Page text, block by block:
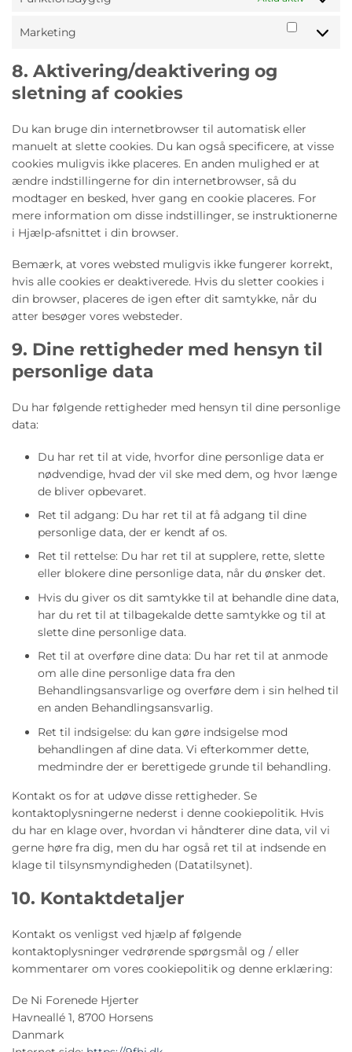
Marketing
8. Aktivering/deaktivering og
sletning af cookies
Du kan bruge din internetbrowser til automatisk eller
manuelt at slette cookies. Du kan også specificere, at visse
cookies muligvis ikke placeres. En anden mulighed er at
ændre indstillingerne for din internetbrowser, så du
modtager en besked, hver gang en cookie placeres. For
mere information om disse indstillinger, se instruktionerne
i Hjælp-afsnittet i din browser.
Bemærk, at vores websted muligvis ikke fungerer korrekt,
hvis alle cookies er deaktiverede. Hvis du sletter cookies i
din browser, placeres de igen efter dit samtykke, når du
atter besøger vores websteder.
9. Dine rettigheder med hensyn til
personlige data
Du har følgende rettigheder med hensyn til dine personlige
data:
Du har ret til at vide, hvorfor dine personlige data er
nødvendige, hvad der vil ske med dem, og hvor længe
de bliver opbevaret.
Ret til adgang: Du har ret til at få adgang til dine
personlige data, der er kendt af os.
Ret til rettelse: Du har ret til at supplere, rette, slette
eller blokere dine personlige data, når du ønsker det.
Hvis du giver os dit samtykke til at behandle dine data,
har du ret til at tilbagekalde dette samtykke og til at
slette dine personlige data.
Ret til at overføre dine data: Du har ret til at anmode
om alle dine personlige data fra den
Behandlingsansvarlige og overføre dem i sin helhed til
en anden Behandlingsansvarlig.
Ret til indsigelse: du kan gøre indsigelse mod
behandlingen af ​​dine data. Vi efterkommer dette,
medmindre der er berettigede grunde til behandling.
Kontakt os for at udøve disse rettigheder. Se
kontaktoplysningerne nederst i denne cookiepolitik. Hvis
du har en klage over, hvordan vi håndterer dine data, vil vi
gerne høre fra dig, men du har også ret til at indsende en
klage til tilsynsmyndigheden (Datatilsynet).
10. Kontaktdetaljer
Kontakt os venligst ved hjælp af følgende
kontaktoplysninger vedrørende spørgsmål og / eller
kommentarer om vores cookiepolitik og denne erklæring:
De Ni Forenede Hjerter
Havneallé 1, 8700 Horsens
Danmark